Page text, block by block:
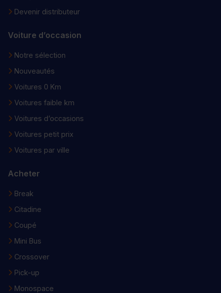
Devenir distributeur
Voiture d’occasion
Notre sélection
Nouveautés
Voitures 0 Km
Voitures faible km
Voitures d’occasions
Voitures petit prix
Voitures par ville
Acheter
Break
Citadine
Coupé
Mini Bus
Crossover
Pick-up
Monospace